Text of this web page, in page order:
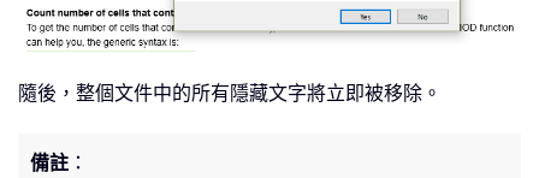
隨後，整個文件中的所有隱藏文字將立即被移除。
備註 ：